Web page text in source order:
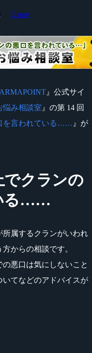
Game
』公式サイ
悩み相談室 』の第 14 回
を言われている…… 』が
でクランの
る……
属するクランがいわれ
からの相談です。
悪口は気にしないこと
てなどのアドバイスが